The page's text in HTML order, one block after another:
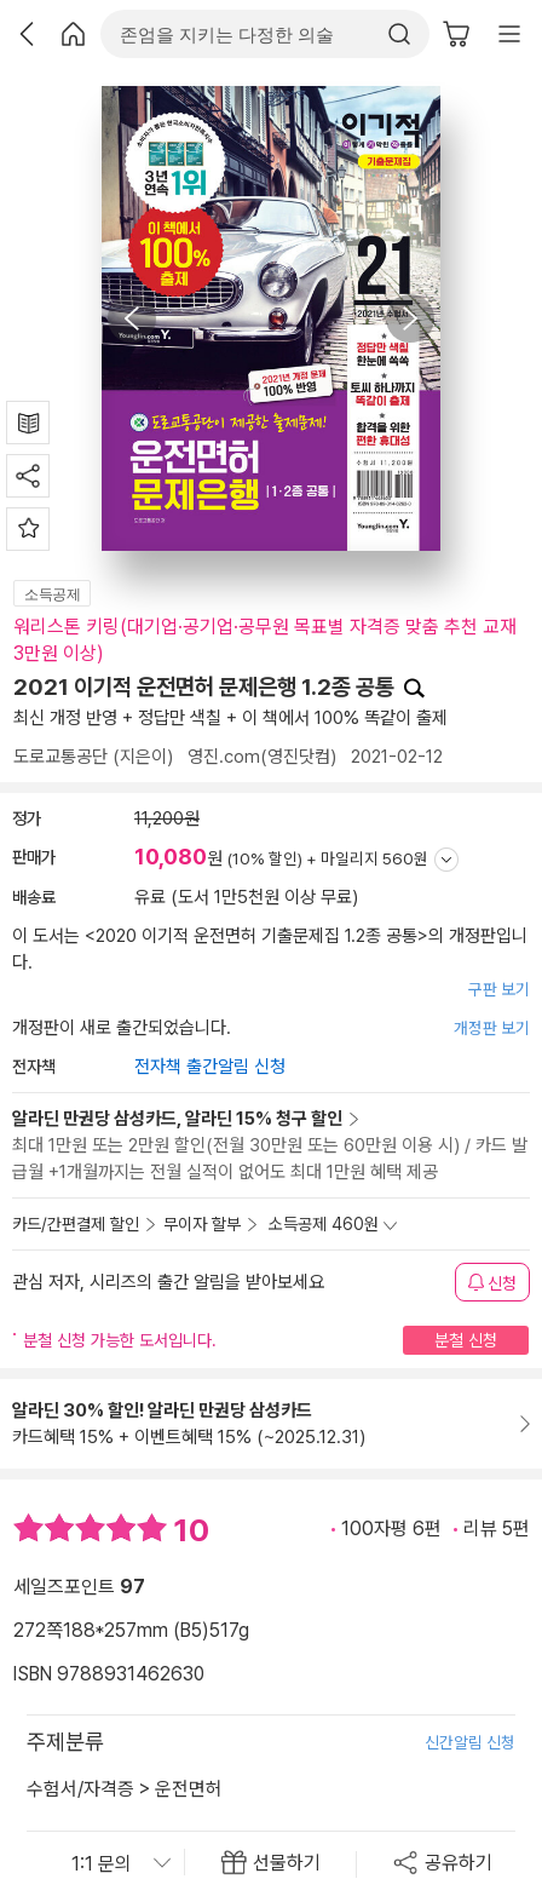
소득공제
워리스톤 키링(대기업·공기업·공무원 목표별 자격증 맞춤 추천 교재
3만원 이상)
2021 이기적 운전면허 문제은행 1.2종 공통
최신 개정 반영 + 정답만 색칠 + 이 책에서 100% 똑같이 출제
도로교통공단 (지은이) 영진.com(영진닷컴) 2021-02-12
정가 11,200원
판매가 10,080원 (10% 할인) + 마일리지 560원
배송료
유료 (도서 1만5천원 이상 무료)
이 도서는 <2020 이기적 운전면허 기출문제집 1.2종 공통>의 개정판입니
다.
구판 보기
개정판이 새로 출간되었습니다. 개정판 보기
전자책 전자책 출간알림 신청
알라딘 만권당 삼성카드, 알라딘 15% 청구 할인
최대 1만원 또는 2만원 할인(전월 30만원 또는 60만원 이용 시) / 카드 발
급월 +1개월까지는 전월 실적이 없어도 최대 1만원 혜택 제공
카드/간편결제 할인 무이자 할부 소득공제 460원
관심 저자, 시리즈의 출간 알림을 받아보세요 신청
분철 신청 가능한 도서입니다. 분철 신청
알라딘 30% 할인! 알라딘 만권당 삼성카드
카드혜택 15% + 이벤트혜택 15% (~2025.12.31)
10 100자평 6편 리뷰 5편
세일즈포인트 97
272쪽188*257mm (B5)517g
ISBN 9788931462630
주제분류 신간알림 신청
수험서/자격증 > 운전면허
선물하기 공유하기